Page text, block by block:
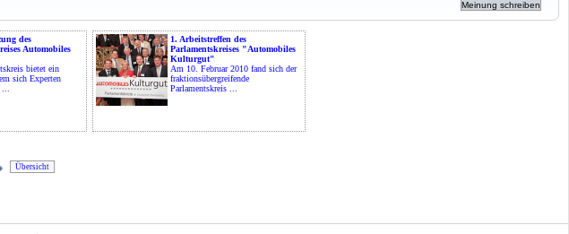
des
Automobiles
bietet ein
sich Experten
1. Arbeitstreffen des
Parlamentskreises "Automobiles
Kulturgut"
Am 10. Februar 2010 fand sich der
fraktionsübergreifende
Parlamentskreis ...
Übersicht